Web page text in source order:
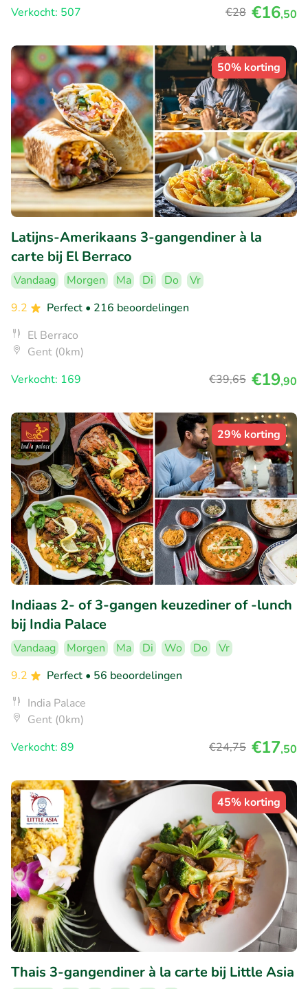
Verkocht: 507
€28 €16,50
50% korting
Latijns-Amerikaans 3-gangendiner à la
carte bij El Berraco
Vandaag Morgen Ma Di Do
Vr
9.2
Perfect • 216 beoordelingen
El Berraco
Gent (0km)
Verkocht: 169
€39,65 €19,90
29% korting
Indiaas 2- of 3-gangen keuzediner of -lunch
bij India Palace
Vandaag Morgen Ma Di Wo Do
Vr
9.2
Perfect • 56 beoordelingen
India Palace
Gent (0km)
Verkocht: 89
€24,75 €17,50
45% korting
Thais 3-gangendiner à la carte bij Little Asia